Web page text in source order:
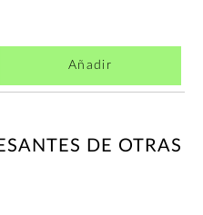
Añadir
DE OTRAS